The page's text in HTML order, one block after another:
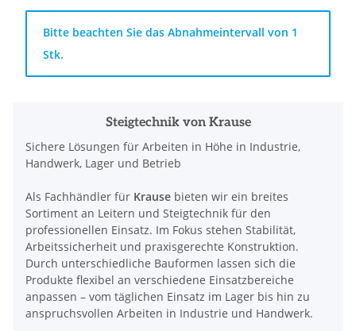
x
Bitte beachten Sie das Abnahmeintervall von 1
Stk.
Steigtechnik von Krause
Sichere Lösungen für Arbeiten in Höhe in Industrie,
Handwerk, Lager und Betrieb
Als Fachhändler für Krause bieten wir ein breites
Sortiment an Leitern und Steigtechnik für den
professionellen Einsatz. Im Fokus stehen Stabilität,
Arbeitssicherheit und praxisgerechte Konstruktion.
Durch unterschiedliche Bauformen lassen sich die
Produkte flexibel an verschiedene Einsatzbereiche
anpassen – vom täglichen Einsatz im Lager bis hin zu
anspruchsvollen Arbeiten in Industrie und Handwerk.